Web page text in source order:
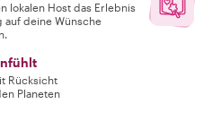
lokalen Host das Erlebnis
auf deine Wünsche
Rücksicht
Planeten